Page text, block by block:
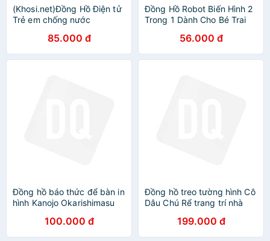
(Khosi.net)Đồng Hồ Điện tử
Trẻ em chống nước
85.000 đ
Đồng Hồ Robot Biến Hình 2
Trong 1 Dành Cho Bé Trai
56.000 đ
Đồng hồ báo thức để bàn in
hình Kanojo Okarishimasu
đèn LED đổi màu chibi
anime
100.000 đ
Đồng hồ treo tường hình Cô
Dâu Chú Rể trang trí nhà
tặng bạn gái, tặng vợ
199.000 đ